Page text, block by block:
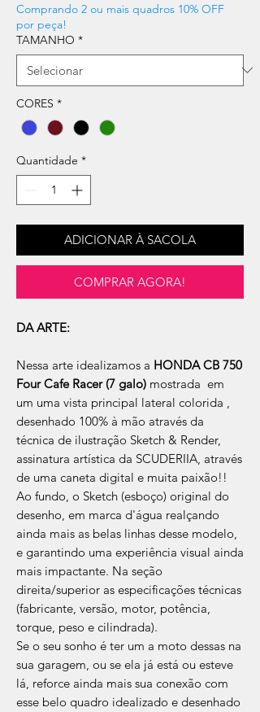
Comprando 2 ou mais quadros 10% OFF
por peça!
TAMANHO *
CORES *
Quantidade *
ADICIONAR À SACOLA
COMPRAR AGORA!
DA ARTE:
Nessa arte idealizamos a HONDA CB 750
Four Cafe Racer (7 galo) mostrada em
um uma vista principal lateral colorida ,
desenhado 100% à mão através da
técnica de ilustração Sketch & Render,
assinatura artística da SCUDERIIA, através
de uma caneta digital e muita paixão!!
Ao fundo, o Sketch (esboço) original do
desenho, em marca d'água realçando
ainda mais as belas linhas desse modelo,
e garantindo uma experiência visual ainda
mais impactante. Na seção
direita/superior as especificações técnicas
(fabricante, versão, motor, potência,
torque, peso e cilindrada).
Se o seu sonho é ter um a moto dessas na
sua garagem, ou se ela já está ou esteve
lá, reforce ainda mais sua conexão com
esse belo quadro idealizado e desenhado